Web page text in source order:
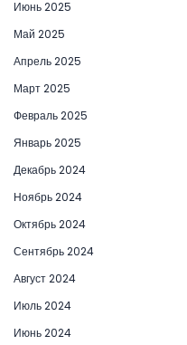
Июнь 2025
Май 2025
Апрель 2025
Март 2025
Февраль 2025
Январь 2025
Декабрь 2024
Ноябрь 2024
Октябрь 2024
Сентябрь 2024
Август 2024
Июль 2024
Июнь 2024